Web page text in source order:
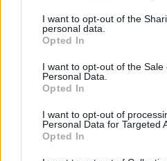
I want to opt-out of the
personal data.
Opted In
I want to opt-out of the Sale
Personal Data.
Opted In
I want to opt-out of
Personal Data for Targeted
Opted In
Ο ΔΕΔΔΗΕ εφιστά την
για την αποφυγή
Παρίσταναν τους
εξαπατούσαν τον κόσμο
Σε εξέλιξη
ΔΕΔΔΗΕ Τρίπολης
Διακοπή ρεύματος την
Διακοπή ρεύματος την